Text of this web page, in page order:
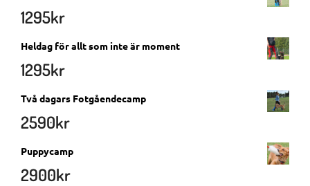
1295kr
Heldag för allt som inte är moment
1295kr
Två dagars Fotgåendecamp
2590kr
Puppycamp
2900kr